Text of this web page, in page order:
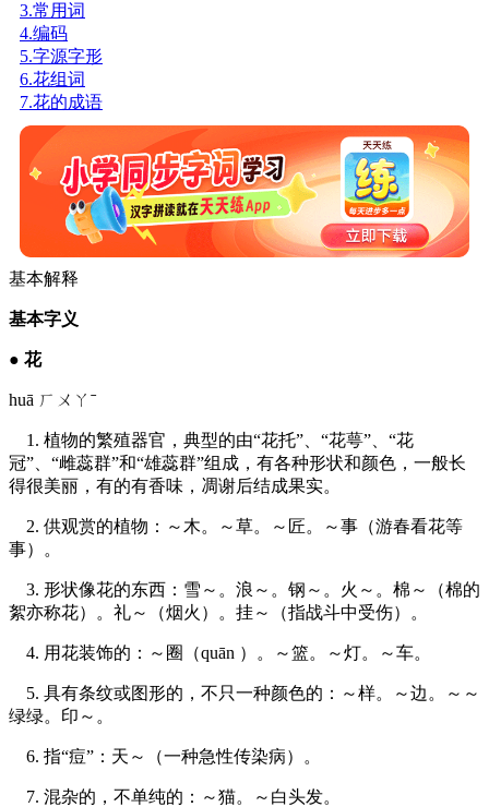
3.常用词
4.编码
5.字源字形
6.花组词
7.花的成语
基本解释
基本字义
● 花
huā ㄏㄨㄚˉ
1. 植物的繁殖器官，典型的由“花托”、“花萼”、“花
冠”、“雌蕊群”和“雄蕊群”组成，有各种形状和颜色，一般长
得很美丽，有的有香味，凋谢后结成果实。
2. 供观赏的植物：～木。～草。～匠。～事（游春看花等
事）。
3. 形状像花的东西：雪～。浪～。钢～。火～。棉～（棉的
絮亦称花）。礼～（烟火）。挂～（指战斗中受伤）。
4. 用花装饰的：～圈（quān ）。～篮。～灯。～车。
5. 具有条纹或图形的，不只一种颜色的：～样。～边。～～
绿绿。印～。
6. 指“痘”：天～（一种急性传染病）。
7. 混杂的，不单纯的：～猫。～白头发。